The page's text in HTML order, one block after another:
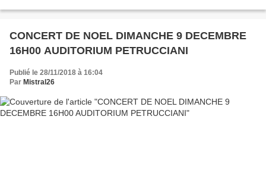
CONCERT DE NOEL DIMANCHE 9 DECEMBRE
16H00 AUDITORIUM PETRUCCIANI
Publié le 28/11/2018 à 16:04
Par Mistral26